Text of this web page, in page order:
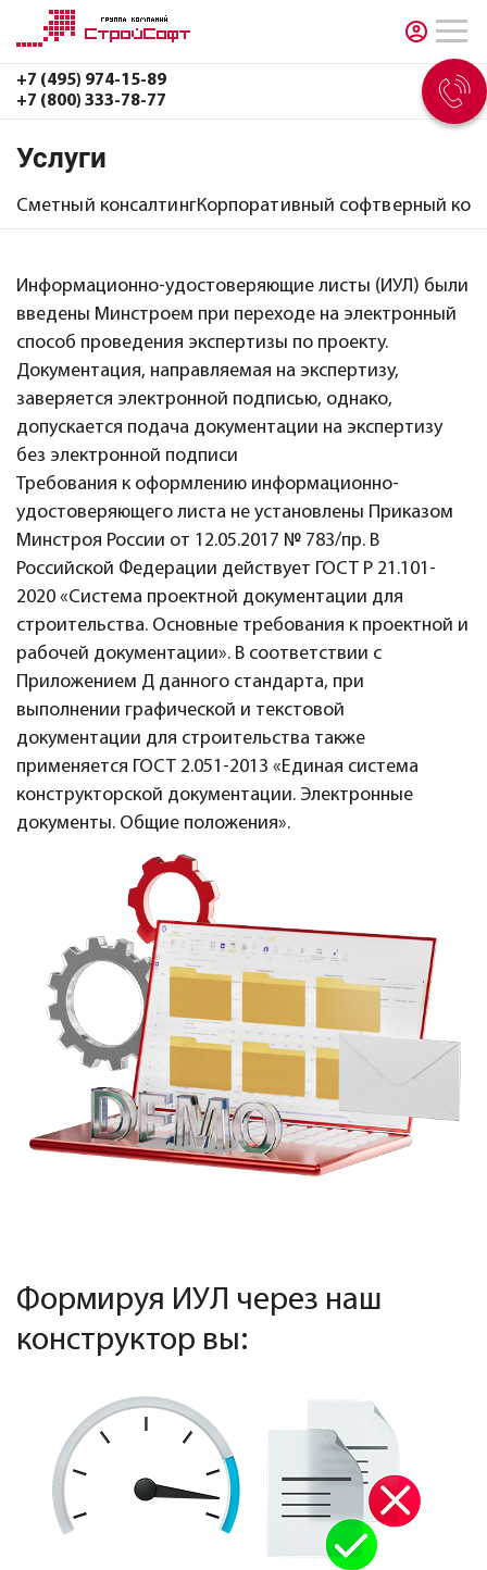
+7 (495) 974-15-89
+7 (800) 333-78-77
Услуги
Сметный консалтингКорпоративный софтверный
Информационно-удостоверяющие листы (ИУЛ) были
введены Минстроем при переходе на электронный
способ проведения экспертизы по проекту.
Документация, направляемая на экспертизу,
заверяется электронной подписью, однако,
допускается подача документации на экспертизу
без электронной подписи
Требования к оформлению информационно-
удостоверяющего листа не установлены Приказом
Минстроя России от 12.05.2017 № 783/пр. В
Российской Федерации действует ГОСТ Р 21.101-
2020 «Система проектной документации для
строительства. Основные требования к проектной и
рабочей документации». В соответствии с
Приложением Д данного стандарта, при
выполнении графической и текстовой
документации для строительства также
применяется ГОСТ 2.051-2013 «Единая система
конструкторской документации. Электронные
документы. Общие положения».
Формируя ИУЛ через наш
конструктор вы: